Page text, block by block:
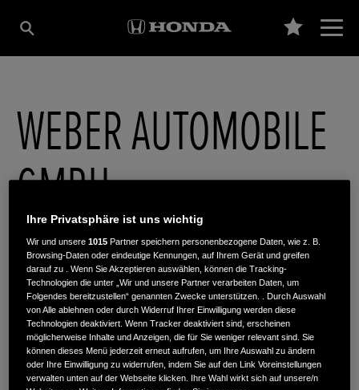
WEBER AUTOMOBILE
GMBH
Martin-Luther-King-Str. 8-10,63452,Hanau
ROUTENPLANUNG
WEBSITE
Ihre Privatsphäre ist uns wichtig
Wir und unsere1015 Partner speichern personenbezogene Daten, wie z. B.
Browsing-Daten oder eindeutige Kennungen, auf Ihrem Gerät und greifen
darauf zu . Wenn Sie Akzeptieren auswählen, können die Tracking-
Technologien die unter „Wir und unsere Partner verarbeiten Daten, um
Folgendes bereitzustellen“ genannten Zwecke unterstützen. . Durch Auswahl
von Alle ablehnen oder durch Widerruf Ihrer Einwilligung werden diese
Technologien deaktiviert. Wenn Tracker deaktiviert sind, erscheinen
möglicherweise Inhalte und Anzeigen, die für Sie weniger relevant sind. Sie
können dieses Menü jederzeit erneut aufrufen, um Ihre Auswahl zu ändern
oder Ihre Einwilligung zu widerrufen, indem Sie auf den Link Voreinstellungen
verwalten unten auf der Webseite klicken. Ihre Wahl wirkt sich auf unsere/n